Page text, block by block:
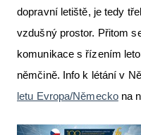
dopravní letiště, je tedy
vzdušný prostor. Přitom
komunikace s řízením
němčině. Info k létání v
letu Evropa/Německona